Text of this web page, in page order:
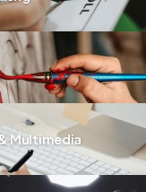
Multimedia